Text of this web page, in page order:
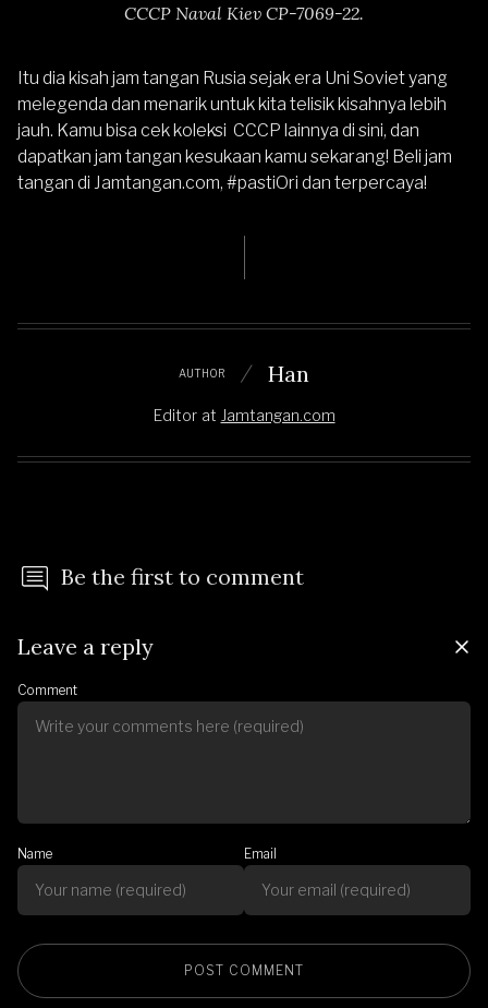
CCCP Naval Kiev CP-7069-22.
Itu dia kisah jam tangan Rusia sejak era Uni Soviet yang
melegenda dan menarik untuk kita telisik kisahnya lebih
jauh. Kamu bisa cek koleksi CCCP lainnya di sini, dan
dapatkan jam tangan kesukaan kamu sekarang! Beli jam
tangan di Jamtangan.com, #pastiOri dan terpercaya!
AUTHOR Han
Editor at Jamtangan.com
Be the first to comment
Leave a reply
Comment
Name Email